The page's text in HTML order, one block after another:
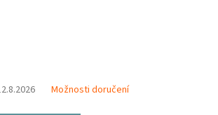
Možnosti doručení